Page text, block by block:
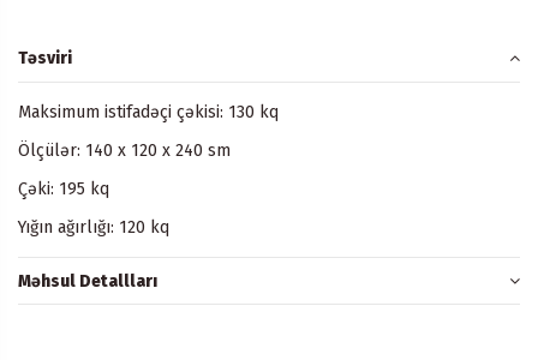
Təsviri
Maksimum istifadəçi çəkisi: 130 kq
Ölçülər: 140 x 120 x 240 sm
Çəki: 195 kq
Yığın ağırlığı: 120 kq
Məhsul Detallları